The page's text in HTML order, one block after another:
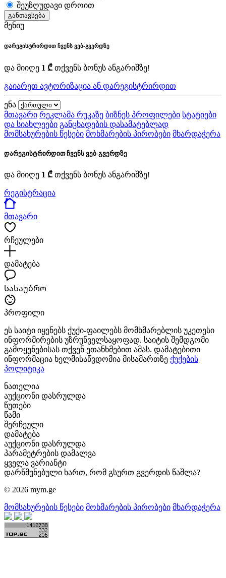
შეუზღუდავი დროით
განთავსება
მენიუ
დარეგისტრირდით ჩვენს ვებ-გვერდზე
და მიიღე 1 ₾ თქვენს ბონუს ანგარიშზე!
გაიარეთ ავტორიზაცია ან დარეგისტრირდით
ენა
მთავარი რეკლამა რუკაზე ბიზნეს პროფილები სტატიები
და სიახლეები განცხადების დასამატებლად
მომსახურების წესები მოხმარების პირობები მხარდაჭერა
დარეგისტრირდით ჩვენს ვებ-გვერდზე
და მიიღე 1 ₾ თქვენს ბონუს ანგარიშზე!
რეგისტრაცია
მთავარი
რჩეულები
დამატება
Სასაუბრო
პროფილი
ეს საიტი იყენებს ქუქი-ფაილებს მომხმარებლის უკეთესი
ინფორმირების უზრუნველსაყოფად. საიტის შემდგომი
გამოყენებისას თქვენ ეთანხმებით ამას. დამატებითი
ინფორმაცია ხელმისაწვდომია მისამართზე ქუქების
პოლიტიკა
ნათელია
აუქციონი დასრულდა
წუთები
წამი
შერჩეული
დამატება
აუქციონი დასრულდა
პარამეტრების დამალვა
ყველა ვარიანტი
დარწმუნებული ხართ, რომ გსურთ გვერდის წაშლა?
© 2026 mym.ge
მომსახურების წესები მოხმარების პირობები მხარდაჭერა